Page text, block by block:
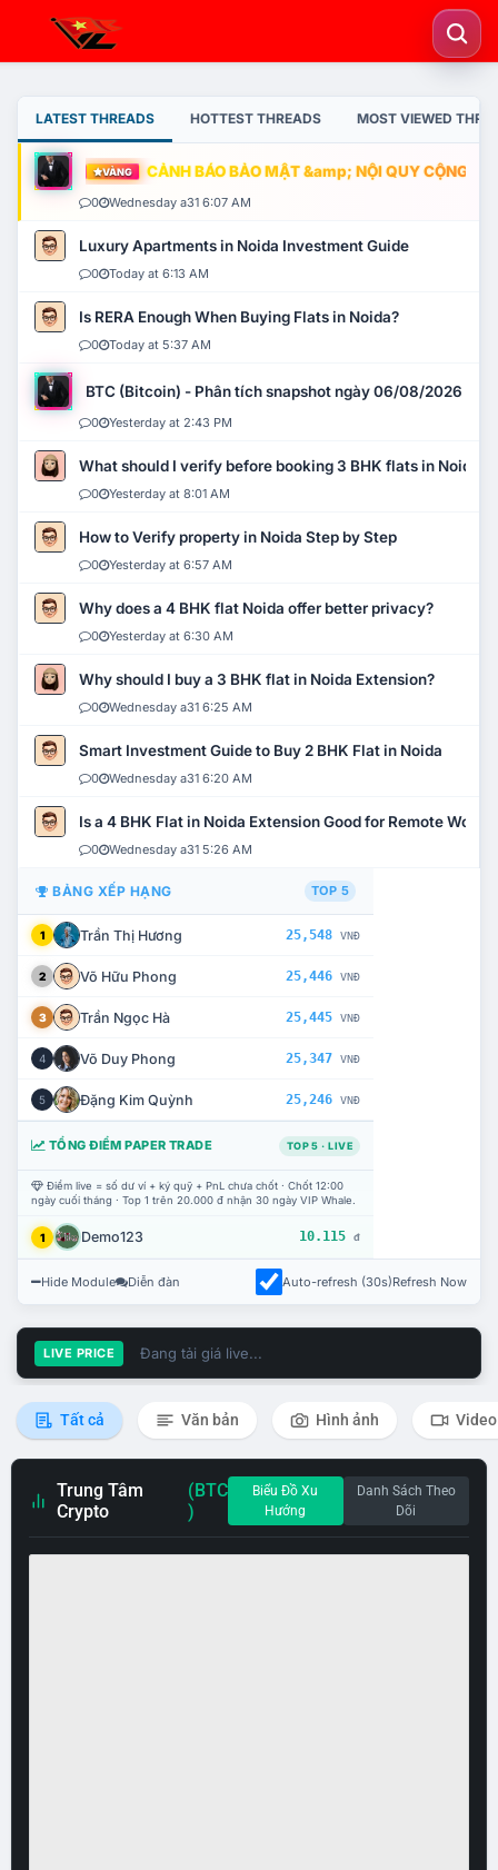
LATEST THREADS HOTTEST THREADS MOST VIEWED
VÀNG CẢNH BÁO BẢO MẬT &amp; NỘI QUY CỘNG
0 Wednesday a31 6:07 AM
Luxury Apartments in Noida Investment Guide
0 Today at 6:13 AM
Is RERA Enough When Buying Flats in Noida?
0 Today at 5:37 AM
BTC (Bitcoin) - Phân tích snapshot ngày 06/08/2026
0 Yesterday at 2:43 PM
What should I verify before booking 3 BHK flats in Noida?
0 Yesterday at 8:01 AM
How to Verify property in Noida Step by Step
0 Yesterday at 6:57 AM
Why does a 4 BHK flat Noida offer better privacy?
0 Yesterday at 6:30 AM
Why should I buy a 3 BHK flat in Noida Extension?
0 Wednesday a31 6:25 AM
Smart Investment Guide to Buy 2 BHK Flat in Noida
0 Wednesday a31 6:20 AM
Is a 4 BHK Flat in Noida Extension Good for Remote Work?
0 Wednesday a31 5:26 AM
BẢNG XẾP HẠNG TOP 5
1 Trần Thị Hương 25,548 VNĐ
2 Võ Hữu Phong 25,446 VNĐ
3 Trần Ngọc Hà 25,445 VNĐ
4 Võ Duy Phong 25,347 VNĐ
5 Đặng Kim Quỳnh 25,246 VNĐ
TỔNG ĐIỂM PAPER TRADE TOP 5 · LIVE
Điểm live = số dư ví + ký quỹ + PnL chưa chốt · Chốt 12:00
ngày cuối tháng · Top 1 trên 20.000 đ nhận 30 ngày VIP Whale.
1 Demo123 10.115 đ
Hide Module Diễn đàn Auto-refresh (30s)Refresh Now
LIVE PRICE Đang tải giá live...
Tất cả Văn bản Hình ảnh Video
Trung Tâm
Crypto
(BTC
)
Biểu Đồ Xu
Hướng
Danh Sách Theo
Dõi